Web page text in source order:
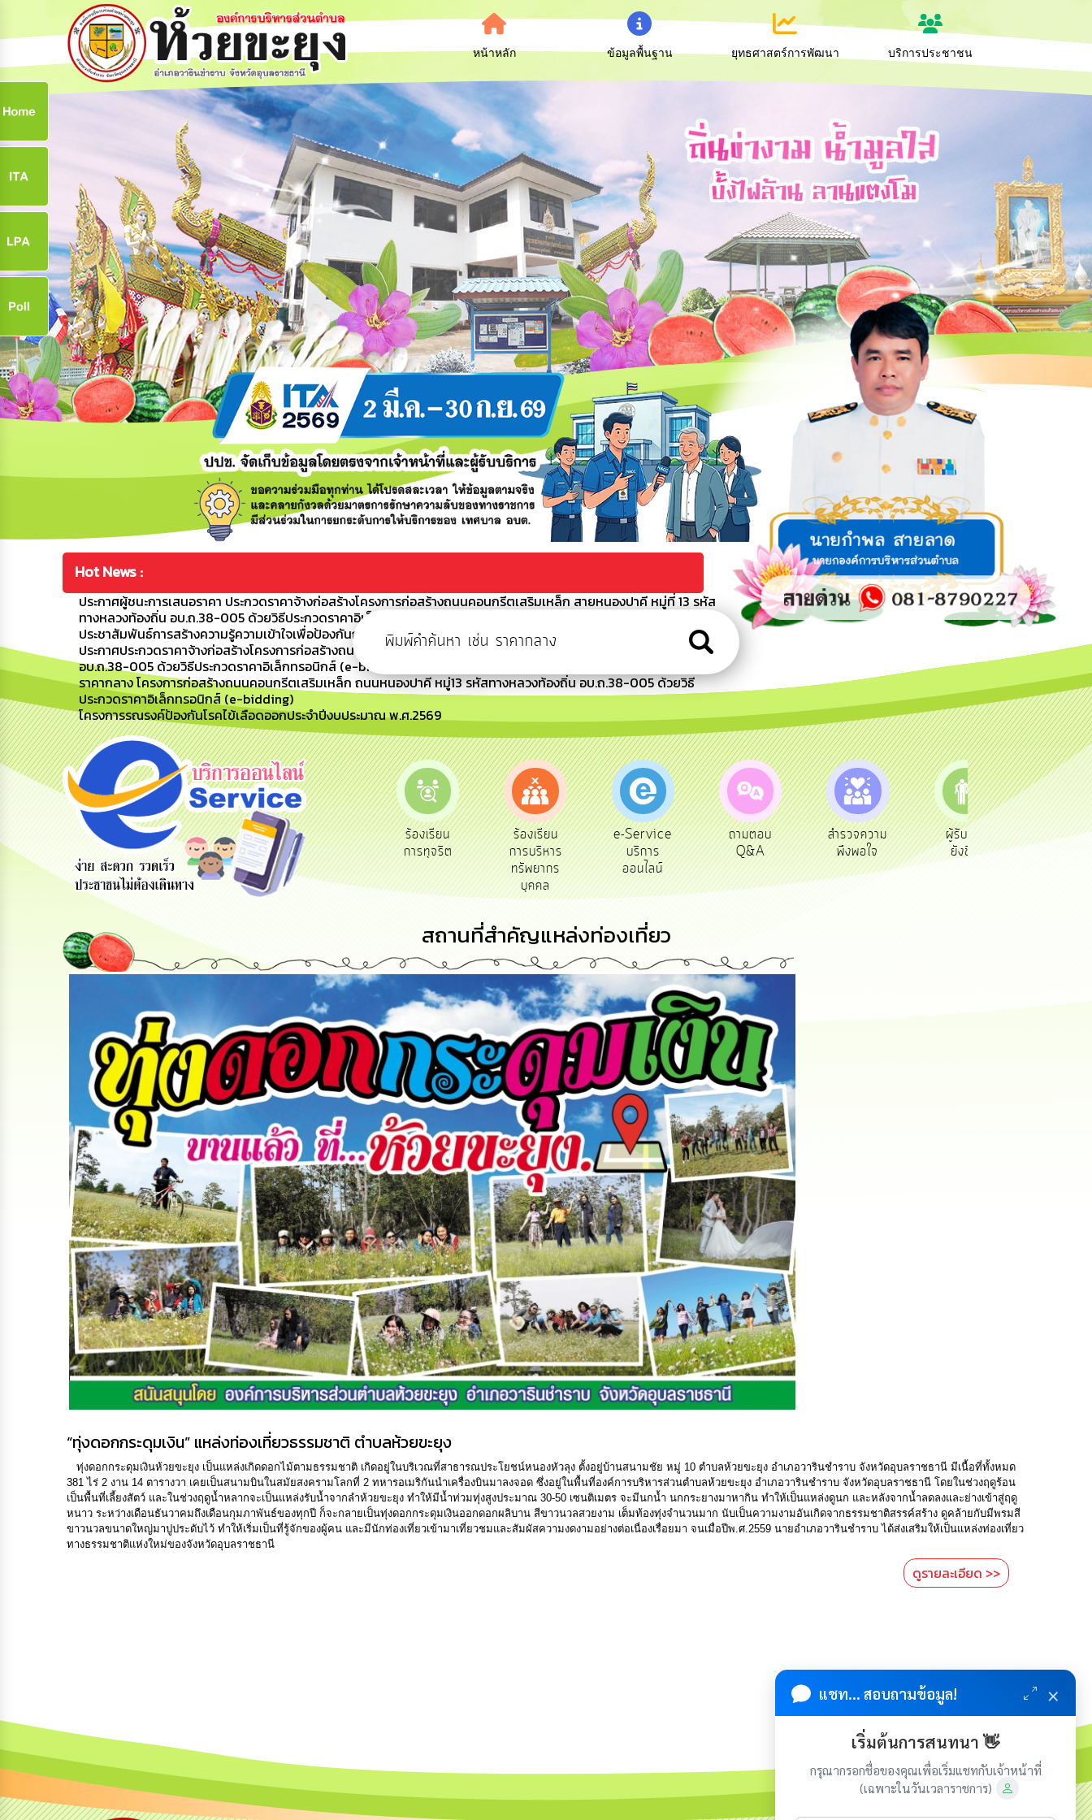
หน้าหลัก ข้อมูลพื้นฐาน ยุทธศาสตร์การพัฒนา บริการประชาชน
Hot News :
ประกาศผู้ชนะการเสนอราคา ประกวดราคาจ้างก่อสร้างโครงการก่อสร้างถนนคอนกรีตเสริมเหล็ก สายหนองปาคี หมู่ที่ 13 รหัส
ทางหลวงท้องถิ่น อบ.ถ.38-005 ด้วยวิธีประกวดราคาอิเล็กทรอนิกส์ (e-bidding)
ประชาสัมพันธ์การสร้างความรู้ความเข้าใจเพื่อป้องกันการหลอกลวงทางออนไลน์ (Scammer)
ประกาศประกวดราคาจ้างก่อสร้างโครงการก่อสร้างถนนคอนกรีตเสริมเหล็ก ถนนหนองปาคี หมู่13 รหัสทางหลวงท้องถิ่น
อบ.ถ.38-005 ด้วยวิธีประกวดราคาอิเล็กทรอนิกส์ (e-bidding)
ราคากลาง โครงการก่อสร้างถนนคอนกรีตเสริมเหล็ก ถนนหนองปาคี หมู่13 รหัสทางหลวงท้องถิ่น อบ.ถ.38-005 ด้วยวิธี
ประกวดราคาอิเล็กทรอนิกส์ (e-bidding)
โครงการรณรงค์ป้องกันโรคไข้เลือดออกประจำปีงบประมาณ พ.ศ.2569
สายด่วนผู้
บริหาร
รับฟังความ
คิดเห็น
ประชาชน
ร้องเรียน
ร้องทุกข์
ร้องเรียน
การทุจริต
ร้องเรียน
การบริหาร
ทรัพยากร
e-Service
บริการ
ออนไลน์
ถามตอบ
Q&A
สำรวจความ
พึงพอใจ
ผู้รับเบีย
ยังชีพ
ประเมินภาษี
ท้องถิ่น
สถานที่สำคัญแหล่งท่องเที่ยว
“ทุ่งดอกกระดุมเงิน” แหล่งท่องเที่ยวธรรมชาติ ตำบลห้วยขะยุง
ทุ่งดอกกระดุมเงินห้วยขะยุง เป็นแหล่งเกิดดอกไม้ตามธรรมชาติ เกิดอยู่ในบริเวณที่สาธารณประโยชน์หนองหัวลุง ตั้งอยู่บ้านสนามชัย หมู่ 10 ตำบลห้วยขะยุง อำเภอวารินชำราบ จังหวัดอุบลราชธานี มีเนื้อที่ทั้งหมด
381 ไร่ 2 งาน 14 ตารางวา เคยเป็นสนามบินในสมัยสงครามโลกที่ 2 ทหารอเมริกันนำเครื่องบินมาลงจอด ซึ่งอยู่ในพื้นที่องค์การบริหารส่วนตำบลห้วยขะยุง อำเภอวารินชำราบ จังหวัดอุบลราชธานี โดยในช่วงฤดูร้อน
เป็นพื้นที่เลี้ยงสัตว์ และในช่วงฤดูน้ำหลากจะเป็นแหล่งรับน้ำจากลำห้วยขะยุง ทำให้มีน้ำท่วมทุ่งสูงประมาณ 30-50 เซนติเมตร จะมีนกน้ำ นกกระยางมาหากิน ทำให้เป็นแหล่งดูนก และหลังจากน้ำลดลงและย่างเข้าสู่ฤดู
หนาว ระหว่างเดือนธันวาคมถึงเดือนกุมภาพันธ์ของทุกปี ก็จะกลายเป็นทุ่งดอกกระดุมเงินออกดอกผลิบาน สีขาวนวลสวยงาม เต็มท้องทุ่งจำนวนมาก นับเป็นความงามอันเกิดจากธรรมชาติสรรค์สร้าง ดูคล้ายกับมีพรมสี
ขาวนวลขนาดใหญ่มาปูประดับไว้ ทำให้เริ่มเป็นที่รู้จักของผู้คน และมีนักท่องเที่ยวเข้ามาเที่ยวชมและสัมผัสความงดงามอย่างต่อเนื่องเรื่อยมา จนเมื่อปีพ.ศ.2559 นายอำเภอวารินชำราบ ได้ส่งเสริมให้เป็นแหล่งท่องเที่ยว
ทางธรรมชาติแห่งใหม่ของจังหวัดอุบลราชธานี
ดูรายละเอียด >>
แชท... สอบถามข้อมูล! ×
เริ่มต้นการสนทนา 👋
กรุณากรอกชื่อของคุณเพื่อเริ่มแชทกับเจ้าหน้าที่
(เฉพาะในวันเวลาราชการ)